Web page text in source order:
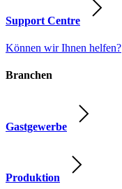
Support Centre
Können wir Ihnen helfen?
Branchen
Gastgewerbe
Produktion